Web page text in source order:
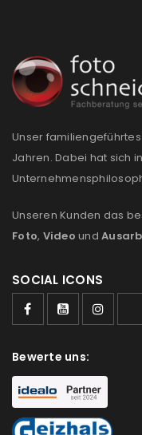
Unser
Jahren. Dabei hat sich
Unseren Kunden das
Foto, Video und
SOCIAL ICONS
Bewerte uns: